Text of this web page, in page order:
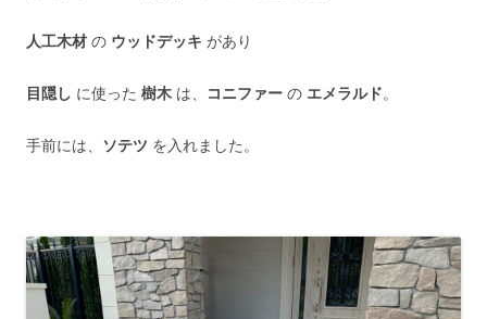
人工木材 の ウッドデッキ があり
目隠し に使った 樹木 は、 コニファー の エメラルド。
手前には、 ソテツ を入れました。